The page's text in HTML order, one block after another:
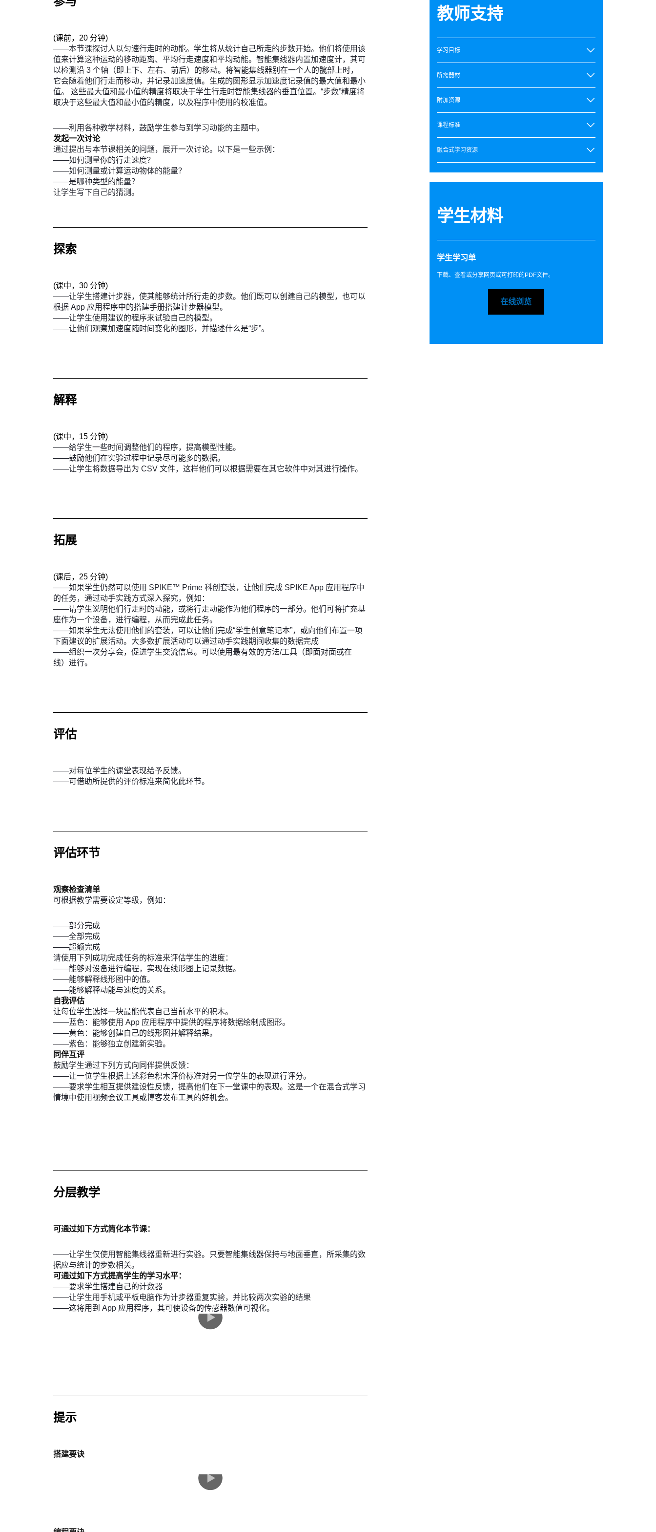
(课前，20 分钟)
——本节课探讨人以匀速行走时的动能。学生将从统计自己所走的步数开始。他们将使用该
值来计算这种运动的移动距离、平均行走速度和平均动能。智能集线器内置加速度计，其可
以检测沿 3 个轴（即上下、左右、前后）的移动。将智能集线器别在一个人的髋部上时，
它会随着他们行走而移动，并记录加速度值。生成的图形显示加速度记录值的最大值和最小
值。 这些最大值和最小值的精度将取决于学生行走时智能集线器的垂直位置。“步数”精度将
取决于这些最大值和最小值的精度，以及程序中使用的校准值。
——利用各种教学材料，鼓励学生参与到学习动能的主题中。
发起一次讨论
通过提出与本节课相关的问题，展开一次讨论。以下是一些示例：
——如何测量你的行走速度？
——如何测量或计算运动物体的能量？
——是哪种类型的能量？
让学生写下自己的猜测。
探索
(课中，30 分钟)
——让学生搭建计步器，使其能够统计所行走的步数。他们既可以创建自己的模型，也可以
根据 App 应用程序中的搭建手册搭建计步器模型。
——让学生使用建议的程序来试验自己的模型。
——让他们观察加速度随时间变化的图形，并描述什么是“步”。
解释
(课中，15 分钟)
——给学生一些时间调整他们的程序，提高模型性能。
——鼓励他们在实验过程中记录尽可能多的数据。
——让学生将数据导出为 CSV 文件，这样他们可以根据需要在其它软件中对其进行操作。
拓展
(课后，25 分钟)
——如果学生仍然可以使用 SPIKE™ Prime 科创套装，让他们完成 SPIKE App 应用程序中
的任务，通过动手实践方式深入探究，例如：
——请学生说明他们行走时的动能，或将行走动能作为他们程序的一部分。他们可将扩充基
座作为一个设备，进行编程，从而完成此任务。
——如果学生无法使用他们的套装，可以让他们完成“学生创意笔记本”，或向他们布置一项
下面建议的扩展活动。大多数扩展活动可以通过动手实践期间收集的数据完成
——组织一次分享会，促进学生交流信息。可以使用最有效的方法/工具（即面对面或在
线）进行。
评估
——对每位学生的课堂表现给予反馈。
——可借助所提供的评价标准来简化此环节。
评估环节
观察检查清单
可根据教学需要设定等级，例如：
——部分完成
——全部完成
——超额完成
请使用下列成功完成任务的标准来评估学生的进度：
——能够对设备进行编程，实现在线形图上记录数据。
——能够解释线形图中的值。
——能够解释动能与速度的关系。
自我评估
让每位学生选择一块最能代表自己当前水平的积木。
——蓝色：能够使用 App 应用程序中提供的程序将数据绘制成图形。
——黄色：能够创建自己的线形图并解释结果。
——紫色：能够独立创建新实验。
同伴互评
鼓励学生通过下列方式向同伴提供反馈：
——让一位学生根据上述彩色积木评价标准对另一位学生的表现进行评分。
——要求学生相互提供建设性反馈，提高他们在下一堂课中的表现。这是一个在混合式学习
情境中使用视频会议工具或博客发布工具的好机会。
分层教学
可通过如下方式简化本节课：
——让学生仅使用智能集线器重新进行实验。只要智能集线器保持与地面垂直，所采集的数
据应与统计的步数相关。
可通过如下方式提高学生的学习水平：
——要求学生搭建自己的计数器
——让学生用手机或平板电脑作为计步器重复实验，并比较两次实验的结果
——这将用到 App 应用程序，其可使设备的传感器数值可视化。
提示
搭建要诀
教师支持
学习目标
所需器材
附加资源
课程标准
融合式学习资源
学生材料
学生学习单
下载、查看或分享网页或可打印的PDF文件。
在线浏览